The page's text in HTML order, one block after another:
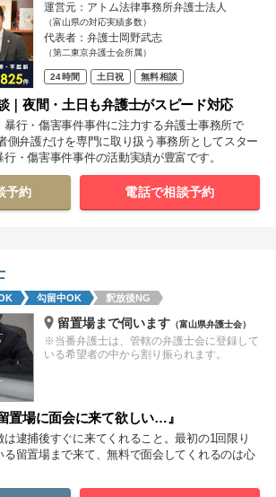
川 福井 山梨 長野
馬 埼玉 東京 神奈川
知 三重
山 広島 山口
媛
崎 熊本 大分 宮崎 鹿児島
運営元：アトム法律事務所弁護士法人
（富山県の対応実績多数）
代表者：弁護士岡野武志
（第二東京弁護士会所属）
24時間 土日祝 無料相談
｜夜間・土日も弁護士がスピード対応
暴行・傷害事件事件に注力する弁護士事務所で
側弁護だけを専門に取り扱う事務所としてスター
・傷害事件事件の活動実績が豊富です。
予約 電話で相談予約
勾留中OK 釈放後NG
留置場まで伺います（富山県弁護士会）
※当番弁護士は、管轄の弁護士会に登録して
いる希望者の中から割り振られます。
置場に面会に来て欲しい…』
逮捕後すぐに来てくれること。最初の1回限り
留置場まで来て、無料で面会してくれるのは心